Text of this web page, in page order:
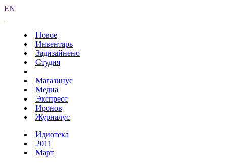
EN
Новое
Инвентарь
Задизайнено
Студия
Магазинус
Медиа
Экспресс
Иронов
Журналус
Идиотека
2011
Март